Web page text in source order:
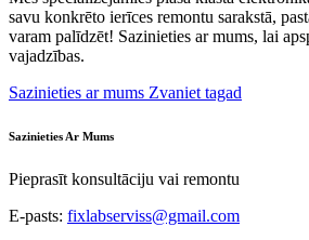
savu konkrēto ierīces remontu sarakstā,
varam palīdzēt! Sazinieties ar mums, lai
vajadzības.
Sazinieties ar mums Zvaniet tagad
Sazinieties Ar Mums
Pieprasīt konsultāciju vai remontu
E-pasts: fixlabserviss@gmail.com